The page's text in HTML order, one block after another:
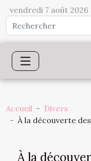
vendredi 7 août 2026
Accueil
Divers
À la découverte
À la